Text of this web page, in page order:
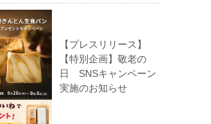
【プレスリリース】
【特別企画】敬老の
日 SNSキャンペーン
実施のお知らせ